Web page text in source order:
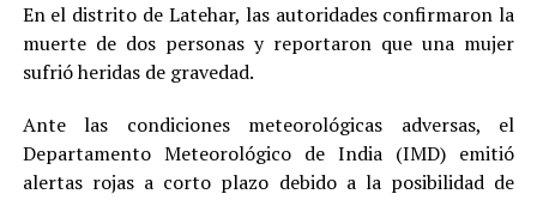
En el distrito de Latehar, las autoridades confirmaron la
muerte de dos personas y reportaron que una mujer
sufrió heridas de gravedad.
Ante las condiciones meteorológicas adversas, el
Departamento Meteorológico de India (IMD) emitió
alertas rojas a corto plazo debido a la posibilidad de